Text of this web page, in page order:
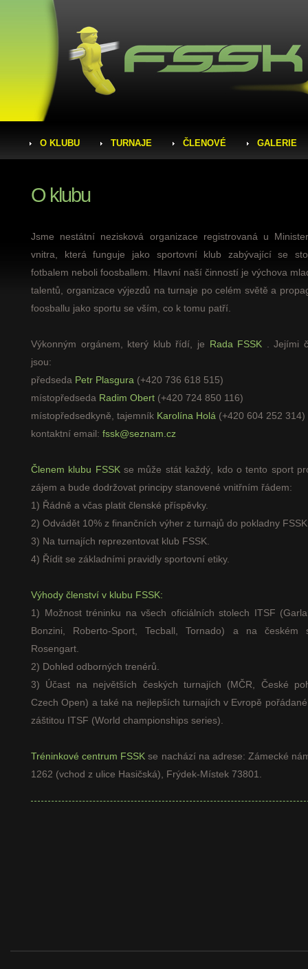
O KLUBU TURNAJE ČLENOVÉ GALERIE
O klubu
Jsme nestátní nezisková organizace registrovaná u
vnitra, která funguje jako sportovní klub zabývající se
fotbalem neboli foosballem. Hlavní naší činností je výchova
talentů, organizace výjezdů na turnaje po celém světě a
foosballu jako sportu se vším, co k tomu patří.
Výkonným orgánem, který klub řídí, je Rada FSSK
. Jejími
jsou:
předseda Petr Plasgura (+420 736 618 515)
místopředseda Radim Obert (+420 724 850 116)
místopředsedkyně, tajemník Karolína Holá (+420 604 252 314)
kontaktní email: fssk@seznam.cz
Členem klubu FSSKse může stát každý, kdo o tento sport
zájem a bude dodržovat principy stanovené vnitřním řádem:
1) Řádně a včas platit členské příspěvky.
2) Odvádět 10% z finančních výher z turnajů do pokladny
3) Na turnajích reprezentovat klub FSSK.
4) Řídit se základními pravidly sportovní etiky.
Výhody členství v klubu FSSK:
1) Možnost tréninku na všech oficiálních stolech ITSF
Bonzini, Roberto-Sport, Tecball, Tornado) a na českém
Rosengart.
2) Dohled odborných trenérů.
3) Účast na největších českých turnajích (MČR, České
Czech Open) a také na nejlepších turnajích v Evropě
záštitou ITSF (World championships series).
Tréninkové centrum FSSKse nachází na adrese: Zámecké
1262 (vchod z ulice Hasičská), Frýdek-Místek 73801.